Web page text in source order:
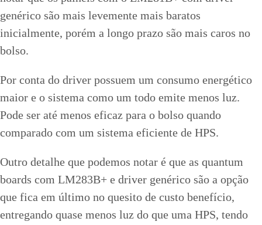
genérico são mais levemente mais baratos
inicialmente, porém a longo prazo são mais caros no
bolso.
Por conta do driver possuem um consumo energético
maior e o sistema como um todo emite menos luz.
Pode ser até menos eficaz para o bolso quando
comparado com um sistema eficiente de HPS.
Outro detalhe que podemos notar é que as quantum
boards com LM283B+ e driver genérico são a opção
que fica em último no quesito de custo benefício,
entregando quase menos luz do que uma HPS, tendo